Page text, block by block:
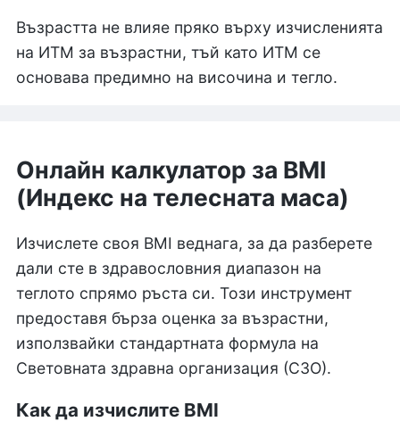
Възрастта не влияе пряко върху изчисленията
на ИТМ за възрастни, тъй като ИТМ се
основава предимно на височина и тегло.
Онлайн калкулатор за BMI
(Индекс на телесната маса)
Изчислете своя BMI веднага, за да разберете
дали сте в здравословния диапазон на
теглото спрямо ръста си. Този инструмент
предоставя бърза оценка за възрастни,
използвайки стандартната формула на
Световната здравна организация (СЗО).
Как да изчислите BMI